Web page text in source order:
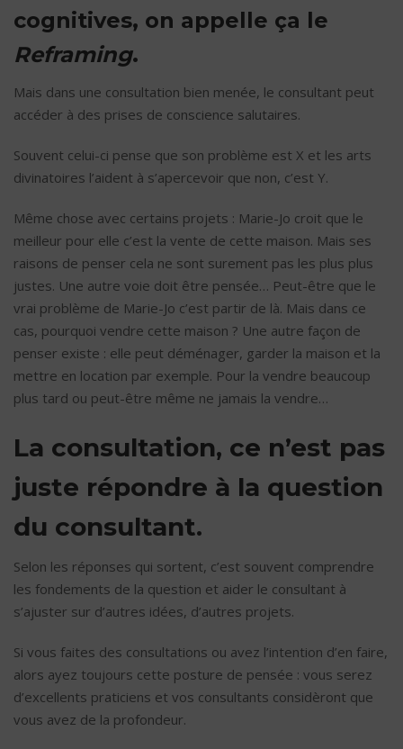
cognitives, on appelle ça le
Reframing.
Mais dans une consultation bien menée, le consultant peut
accéder à des prises de conscience salutaires.
Souvent celui-ci pense que son problème est X et les arts
divinatoires l’aident à s’apercevoir que non, c’est Y.
Même chose avec certains projets : Marie-Jo croit que le
meilleur pour elle c’est la vente de cette maison. Mais ses
raisons de penser cela ne sont surement pas les plus plus
justes. Une autre voie doit être pensée… Peut-être que le
vrai problème de Marie-Jo c’est partir de là. Mais dans ce
cas, pourquoi vendre cette maison ? Une autre façon de
penser existe : elle peut déménager, garder la maison et la
mettre en location par exemple. Pour la vendre beaucoup
plus tard ou peut-être même ne jamais la vendre…
La consultation, ce n’est pas
juste répondre à la question
du consultant.
Selon les réponses qui sortent, c’est souvent comprendre
les fondements de la question et aider le consultant à
s’ajuster sur d’autres idées, d’autres projets.
Si vous faites des consultations ou avez l’intention d’en faire,
alors ayez toujours cette posture de pensée : vous serez
d’excellents praticiens et vos consultants considèront que
vous avez de la profondeur.